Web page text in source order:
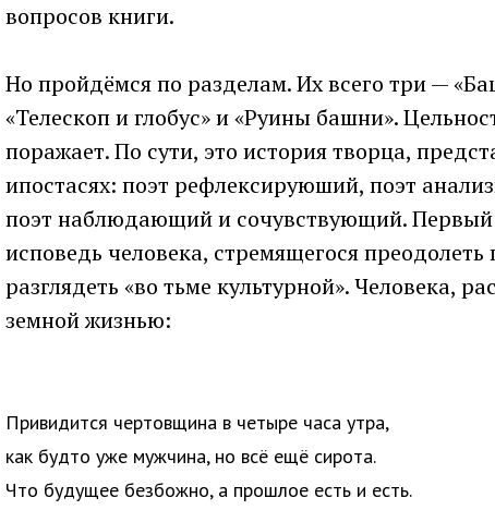
вопросов книги.
Но пройдёмся по разделам. Их всего три —
«Телескоп и глобус» и «Руины башни».
поражает. По сути, это история творца,
ипостасях: поэт рефлексируюший, поэт
поэт наблюдающий и сочувствующий. Первый
исповедь человека, стремящегося
разглядеть «во тьме культурной». Человека,
земной жизнью:
Привидится чертовщина в четыре часа утра,
как будто уже мужчина, но всё ещё сирота.
Что будущее безбожно, а прошлое есть и есть.